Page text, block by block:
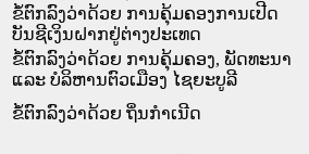
ຂໍ້ຕົກລົງວ່າດ້ວຍ ການຄຸ້ມຄອງການເປີດ
ບັນຊີເງິນຝາກຢູ່ຕ່າງປະເທດ
ຂໍ້ຕົກລົງວ່າດ້ວຍ ການຄຸ້ມຄອງ, ພັດທະນາ
ແລະ ບໍລິຫານຕົວເມືອງ ໄຊຍະບູລີ
ຂໍ້ຕົກລົງວ່າດ້ວຍ ຖິ່ນກຳເນີດ